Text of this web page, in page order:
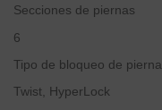
Secciones de piernas
6
Tipo de bloqueo de pierna
Twist, HyperLock